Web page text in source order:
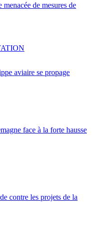
de mesures de
aviaire se propage
face à la forte hausse
contre les projets de la